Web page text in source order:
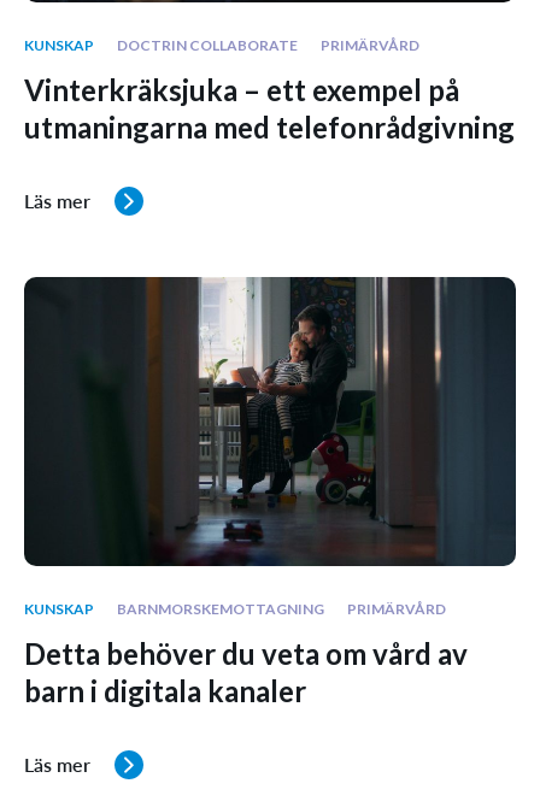
KUNSKAP DOCTRIN COLLABORATE PRIMÄRVÅRD
Vinterkräksjuka – ett exempel på
utmaningarna med telefonrådgivning
Läs mer
KUNSKAP BARNMORSKEMOTTAGNING PRIMÄRVÅRD
Detta behöver du veta om vård av
barn i digitala kanaler
Läs mer